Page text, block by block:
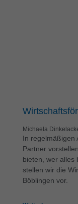
Michaela
In regelmäßigen
Partner
bieten, wer alles
stellen wir die
Böblingen vor.